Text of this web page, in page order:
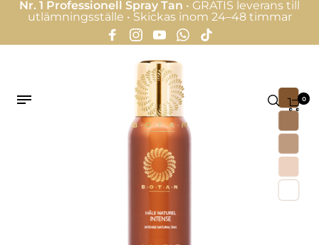
Nr. 1 Professionell Spray Tan • GRATIS leverans till
utlämningsställe • Skickas inom 24–48 timmar
0